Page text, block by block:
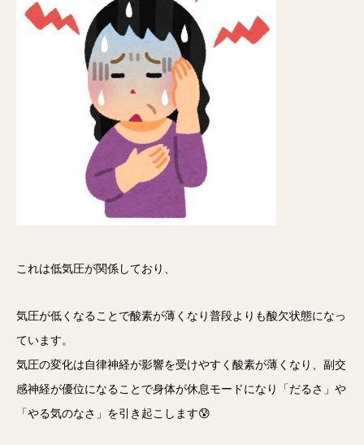
これは低気圧が関係しており、
気圧が低くなることで酸素が薄くなり普段よりも酸欠状態になっ
ています。
気圧の変化は自律神経が影響を受けやすく酸素が薄くなり、副交
感神経が優位になることで身体が休息モードになり「だるさ」や
「やる気のなさ」を引き起こします😰